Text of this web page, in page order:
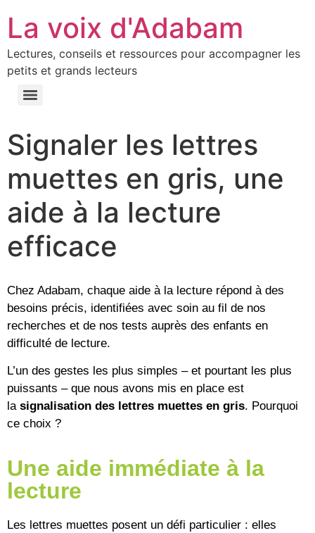
La voix d'Adabam
Lectures, conseils et ressources pour accompagner les
petits et grands lecteurs
Signaler les lettres
muettes en gris, une
aide à la lecture
efficace
Chez Adabam, chaque aide à la lecture répond à des
besoins précis, identifiées avec soin au fil de nos
recherches et de nos tests auprès des enfants en
difficulté de lecture.
L’un des gestes les plus simples – et pourtant les plus
puissants – que nous avons mis en place est
la signalisation des lettres muettes en gris. Pourquoi
ce choix ?
Une aide immédiate à la
lecture
Les lettres muettes posent un défi particulier : elles